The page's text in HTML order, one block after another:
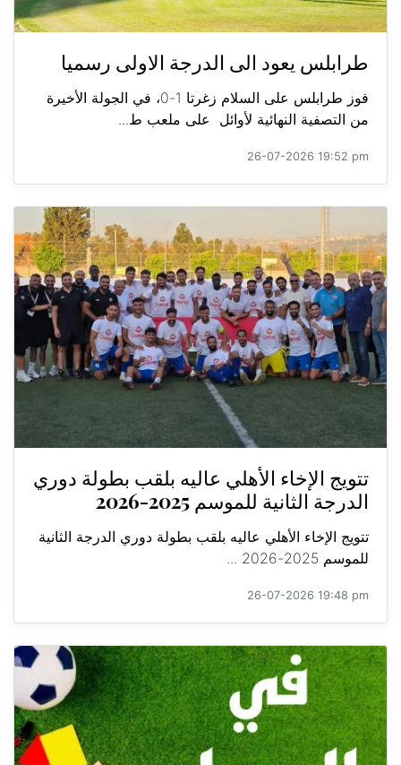
طرابلس يعود الى الدرجة الاولى رسميا
فوز طرابلس على السلام زغرتا 1-0، في الجولة الأخيرة
من التصفية النهائية لأوائل على ملعب ط...
26-07-2026 19:52 pm
تتويج الإخاء الأهلي عاليه بلقب بطولة دوري
الدرجة الثانية للموسم 2025-2026
تتويج الإخاء الأهلي عاليه بلقب بطولة دوري الدرجة الثانية
للموسم 2025-2026 ...
26-07-2026 19:48 pm